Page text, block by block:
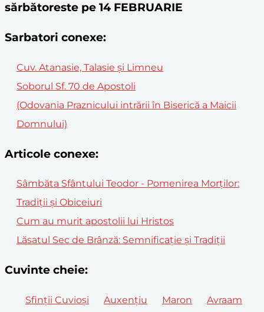
sărbătoreste pe 14 FEBRUARIE
Sarbatori conexe:
Cuv. Atanasie, Talasie şi Limneu
Soborul Sf. 70 de Apostoli
(Odovania Praznicului intrării în Biserică a Maicii
Domnului)
Articole conexe:
Sâmbăta Sfântului Teodor - Pomenirea Morților:
Tradiții și Obiceiuri
Cum au murit apostolii lui Hristos
Lăsatul Sec de Brânză: Semnificație și Tradiții
Cuvinte cheie:
Sfinții Cuvioși Auxențiu Maron Avraam